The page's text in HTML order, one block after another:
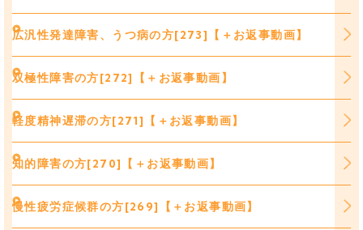
広汎性発達障害、うつ病の方[273]【＋お返事動画】
双極性障害の方[272]【＋お返事動画】
軽度精神遅滞の方[271]【＋お返事動画】
知的障害の方[270]【＋お返事動画】
慢性疲労症候群の方[269]【＋お返事動画】